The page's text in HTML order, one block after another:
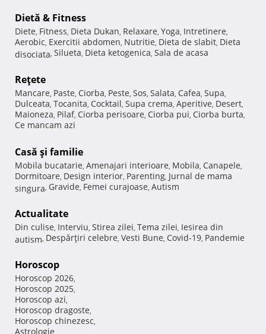
Dietă & Fitness
Diete, Fitness, Dieta Dukan, Relaxare, Yoga, Intretinere,
Aerobic, Exercitii abdomen, Nutritie, Dieta de slabit, Dieta
disociata, Silueta, Dieta ketogenica, Sala de acasa
Reţete
Mancare, Paste, Ciorba, Peste, Sos, Salata, Cafea, Supa,
Dulceata, Tocanita, Cocktail, Supa crema, Aperitive, Desert,
Maioneza, Pilaf, Ciorba perisoare, Ciorba pui, Ciorba burta,
Ce mancam azi
Casă şi familie
Mobila bucatarie, Amenajari interioare, Mobila, Canapele,
Dormitoare, Design interior, Parenting, Jurnal de mama
singura, Gravide, Femei curajoase, Autism
Actualitate
Din culise, Interviu, Stirea zilei, Tema zilei, Iesirea din
autism, Despărţiri celebre, Vesti Bune, Covid-19, Pandemie
Horoscop
Horoscop 2026,
Horoscop 2025,
Horoscop azi,
Horoscop dragoste,
Horoscop chinezesc,
Astrologie